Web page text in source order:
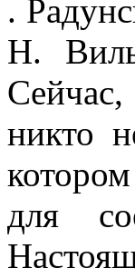
.
Н.
Сейчас,
никто
для